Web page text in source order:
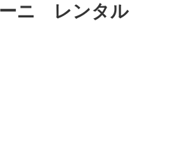
ニ レンタル